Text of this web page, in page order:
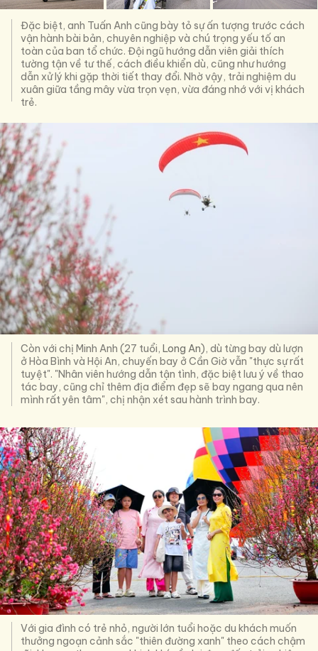
Đặc biệt, anh Tuấn Anh cũng bày tỏ sự ấn tượng trước cách
vận hành bài bản, chuyên nghiệp và chú trọng yếu tố an
toàn của ban tổ chức. Đội ngũ hướng dẫn viên giải thích
tường tận về tư thế, cách điều khiển dù, cũng như hướng
dẫn xử lý khi gặp thời tiết thay đổi. Nhờ vậy, trải nghiệm du
xuân giữa tầng mây vừa trọn vẹn, vừa đáng nhớ với vị khách
trẻ.
Còn với chị Minh Anh (27 tuổi,Long An), dù từng bay dù lượn
ở Hòa Bình và Hội An, chuyến bay ở Cần Giờ vẫn "thực sự rất
tuyệt". "Nhân viên hướng dẫn tận tình, đặc biệt lưu ý về thao
tác bay, cũng chỉ thêm địa điểm đẹp sẽ bay ngang qua nên
mình rất yên tâm", chị nhận xét sau hành trình bay.
Với gia đình có trẻ nhỏ, người lớn tuổi hoặc du khách muốn
thưởng ngoạn cảnh sắc "thiên đường xanh" theo cách chậm